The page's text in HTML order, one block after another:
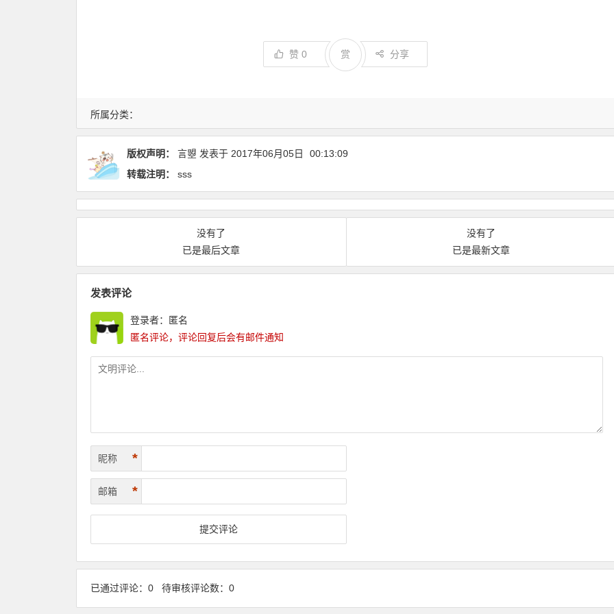
赞0 分享
赏
所属分类：
版权声明： 言曌 发表于 2017年06月05日
00:13:09
转载注明：
sss
没有了
已是最后文章
没有了
已是最新文章
发表评论
登录者：匿名
匿名评论，评论回复后会有邮件通知
昵称 *
邮箱 *
已通过评论：0 待审核评论数：0